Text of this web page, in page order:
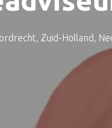
, Zuid-Holland ,